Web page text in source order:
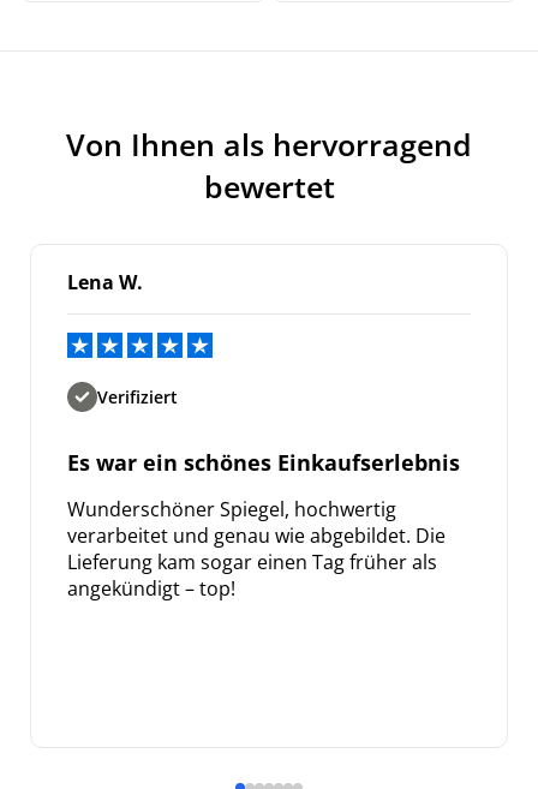
Von Ihnen als hervorragend
bewertet
Lena W.
Verifiziert
Es war ein schönes Einkaufserlebnis
Wunderschöner Spiegel, hochwertig
verarbeitet und genau wie abgebildet. Die
Lieferung kam sogar einen Tag früher als
angekündigt – top!
Jetzt
Meinen Code senden